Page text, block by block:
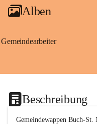
Alben
Gemeindearbeiter
Beschreibung
Gemeindewappen Buch-St.